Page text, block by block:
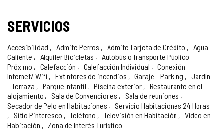
SERVICIOS
Accesibilidad Admite Perros Admite Tarjeta de Crédito
Agua
Caliente
Alquiler Bicicletas
Autobús o Transporte Público
Próximo
Calefacción Calefacción Individual
Conexión
Internet/ Wifi
Extintores de incendios Garaje - Parking
Jardín
- Terraza
Parque Infantil Piscina exterior
Restaurante en el
alojamiento
Sala de Convenciones
Sala de reuniones
Secador de Pelo en Habitaciones
Servicio Habitaciones 24 Horas
Sitio Pintoresco
Teléfono Televisión en Habitación
Vídeo en
Habitación
Zona de Interés Turístico